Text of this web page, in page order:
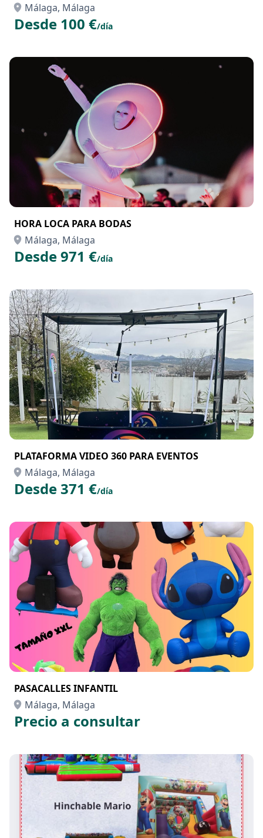
Málaga, Málaga
Desde 100 €/día
HORA LOCA PARA BODAS
Málaga, Málaga
Desde 971 €/día
PLATAFORMA VIDEO 360 PARA EVENTOS
Málaga, Málaga
Desde 371 €/día
PASACALLES INFANTIL
Málaga, Málaga
Precio a consultar